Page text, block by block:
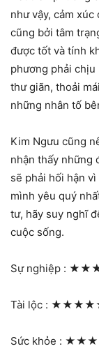
như vậy, cảm
cũng bởi tâm
được tốt và tính
phương phải chịu
thư giãn, thoải
những nhân tố
Kim Ngưu cũng
nhận thấy những
sẽ phải hối hận
mình yêu quý
tư, hãy suy nghĩ
cuộc sống.
Sự nghiệp :
Tài lộc :
Sức khỏe :